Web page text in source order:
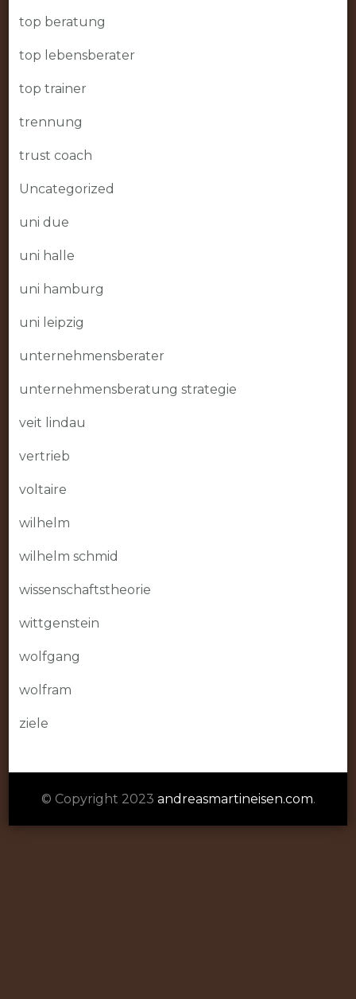
top beratung
top lebensberater
top trainer
trennung
trust coach
Uncategorized
uni due
uni halle
uni hamburg
uni leipzig
unternehmensberater
unternehmensberatung strategie
veit lindau
vertrieb
voltaire
wilhelm
wilhelm schmid
wissenschaftstheorie
wittgenstein
wolfgang
wolfram
ziele
© Copyright 2023 andreasmartineisen.com.